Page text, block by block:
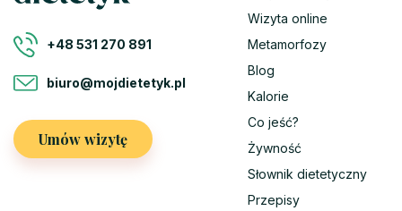
+48 531 270 891
biuro@mojdietetyk.pl
Umów wizytę
Wizyta online
Metamorfozy
Blog
Kalorie
Co jeść?
Żywność
Słownik dietetyczny
Przepisy